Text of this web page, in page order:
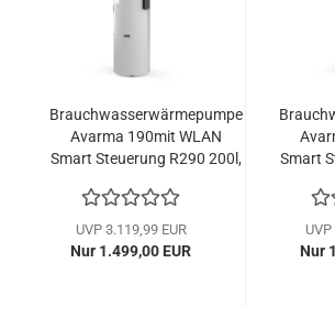
Brauchwasserwärmepumpe
Avarma 190mit WLAN
Smart Steuerung R290 200l,
Energy
UVP 3.119,99 EUR
Nur 1.499,00 EUR
Smart
Nur